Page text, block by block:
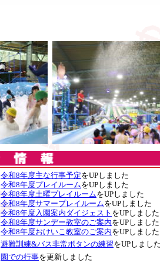
令和8年度主な行事予定をUPしました
令和8年度プレイルームをUPしました
令和8年度土曜プレイルームをUPしました
令和8年度サマープレイルームをUPしました
令和8年度入園案内ダイジェスト をUPしました
令和8年度サンデー教室のご案内をUPしました
令和8年度おけいこ教室のご案内をUPしました
避難訓練&バス非常ボタンの練習をUPしまし
園での行事を更新しました